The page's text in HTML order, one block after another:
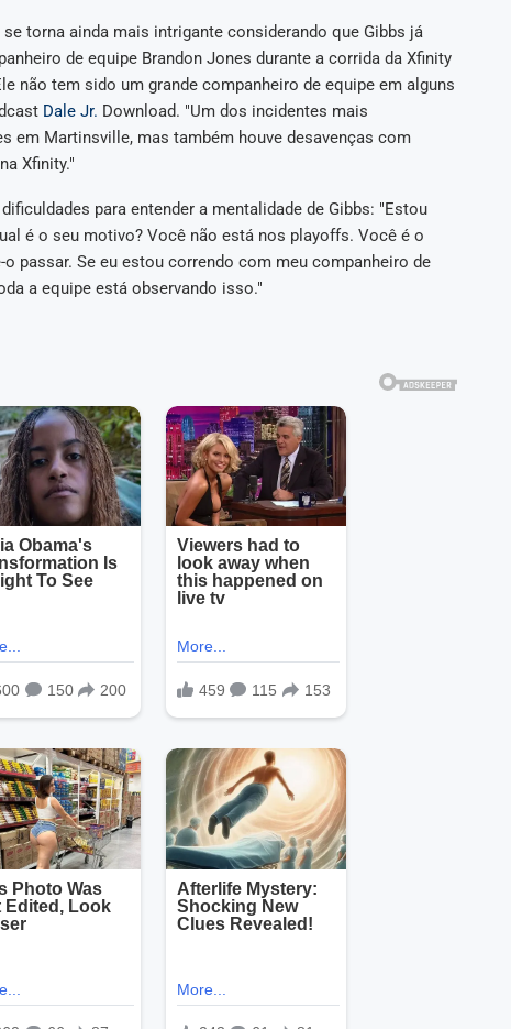
torna ainda mais intrigante considerando que Gibbs já
de equipe Brandon Jones durante a corrida da Xfinity
não tem sido um grande companheiro de equipe em alguns
Dale Jr. Download. "Um dos incidentes mais
em Martinsville, mas também houve desavenças com
Xfinity."
para entender a mentalidade de Gibbs: "Estou
é o seu motivo? Você não está nos playoffs. Você é o
passar. Se eu estou correndo com meu companheiro de
a equipe está observando isso."